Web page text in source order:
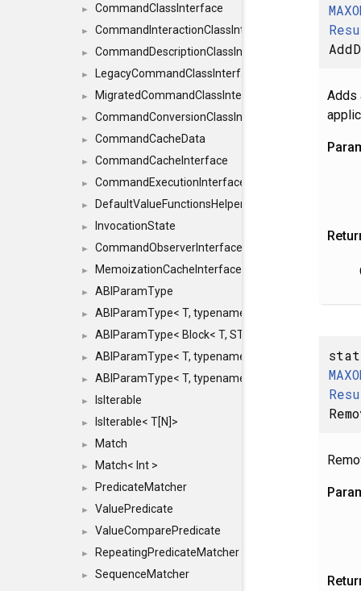
► CommandClassInterface
► CommandInteractionClassInterface
► CommandDescriptionClassInterface
► LegacyCommandClassInterface
► MigratedCommandClassInterface
► CommandConversionClassInterface
► CommandCacheData
► CommandCacheInterface
► CommandExecutionInterface
► DefaultValueFunctionsHelper< const Result<
► InvocationState
► CommandObserverInterface
► MemoizationCacheInterface
► ABIParamType
► ABIParamType< T, typename std::enable_if<
► ABIParamType< Block< T, STRIDED, MOVE > >
► ABIParamType< T, typename std::enable_if<
► ABIParamType< T, typename std::enable_if<
► IsIterable
► IsIterable< T[N]>
► Match
► Match< Int >
► PredicateMatcher
► ValuePredicate
► ValueComparePredicate
► RepeatingPredicateMatcher
►
SequenceMatcher
Adds